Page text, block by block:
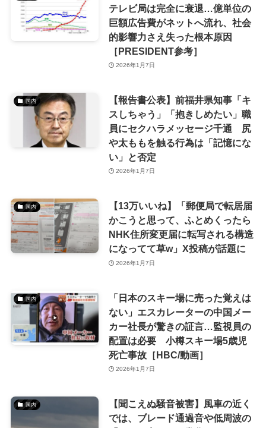
テレビ局は完全に衰退…億単位の
巨額広告費がネットへ流れ、社会
的影響力さえ失った根本原因
［PRESIDENT参考］
2026年1月7日
国内
【報告書公表】前福井県知事「キ
スしちゃう」「抱きしめたい」職
員にセクハラメッセージ千通 尻
や太ももを触る行為は「記憶にな
い」と否定
2026年1月7日
国内
【13万いいね】「郵便局で転居届
かこうと思って、ふとめくったら
NHK住所変更届に転写される構造
になってて草w」X投稿が話題に
2026年1月7日
国内
「日本のスキー場に売った覚えは
ない」エスカレーターの中国メー
カー社長が驚きの証言…監視員の
配置は必要 小樽スキー場5歳児
死亡事故［HBC/動画］
2026年1月7日
国内
【聞こえぬ騒音被害】風車の近く
では、ブレード通過音や低周波の